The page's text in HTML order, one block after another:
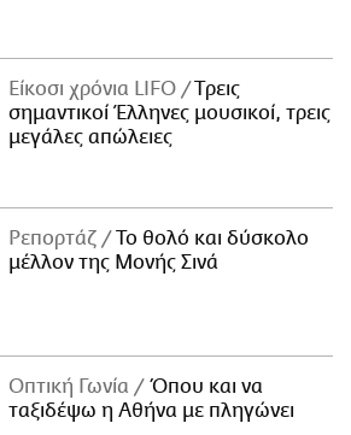
Είκοσι χρόνια LIFO
Tρεις
σημαντικοί Έλληνες μουσικοί, τρεις
μεγάλες απώλειες
Ρεπορτάζ
Το θολό και δύσκολο
μέλλον της Μονής Σινά
Οπτική Γωνία
Όπου και να
ταξιδέψω η Αθήνα με πληγώνει